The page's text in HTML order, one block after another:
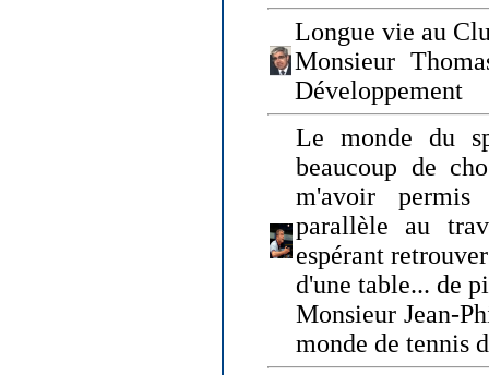
Longue vie au
Monsieur
Développement
Le monde du
beaucoup de
m'avoir
parallèle au
espérant
d'une table... de
Monsieur Jean-
monde de tennis